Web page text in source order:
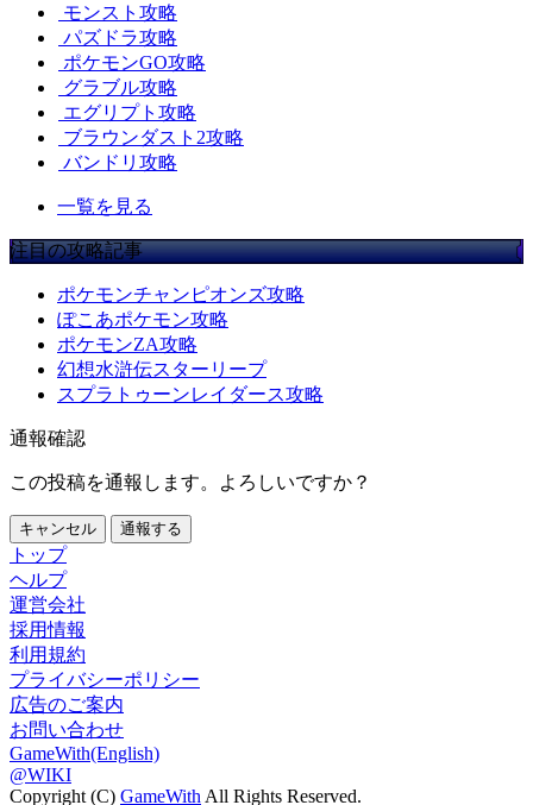
モンスト攻略
パズドラ攻略
ポケモンGO攻略
グラブル攻略
エグリプト攻略
ブラウンダスト2攻略
バンドリ攻略
一覧を見る
注目の攻略記事
ポケモンチャンピオンズ攻略
ぽこあポケモン攻略
ポケモンZA攻略
幻想水滸伝スターリープ
スプラトゥーンレイダース攻略
通報確認
この投稿を通報します。よろしいですか？
キャンセル 通報する
トップ
ヘルプ
運営会社
採用情報
利用規約
プライバシーポリシー
広告のご案内
お問い合わせ
GameWith(English)
@WIKI
Copyright (C) GameWith All Rights Reserved.